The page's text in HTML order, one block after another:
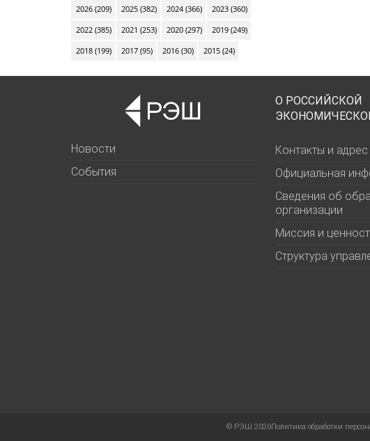
2026 (209) 2025 (382) 2024 (366)
2023 (360)
2022 (385)
2021 (253) 2020 (297)
2019 (249)
2018 (199)
2017 (95) 2016 (30) 2015 (24)
Новости
События
О РОССИЙСКОЙ
Контакты и адрес
Официальная
Сведения об
организации
Миссия и
Структура
©РЭШ 2026Политика обработки